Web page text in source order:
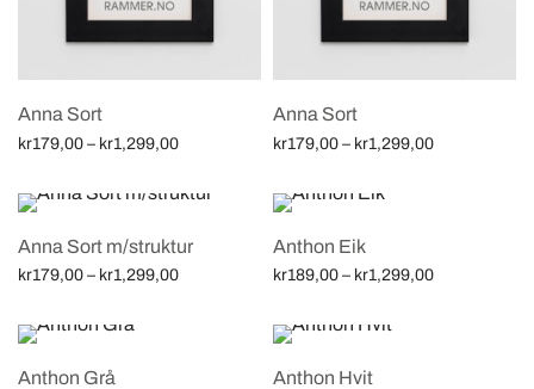
Anna Sort
kr179,00 – kr1,299,00Price
kr179,00
kr1,299,00
Anna Sort
kr179,00 – kr1,299,00Price
Anna Sort m/struktur
kr179,00 – kr1,299,00Price
Anthon Eik
kr189,00 – kr1,299,00Price
Anthon Grå Anthon Hvit